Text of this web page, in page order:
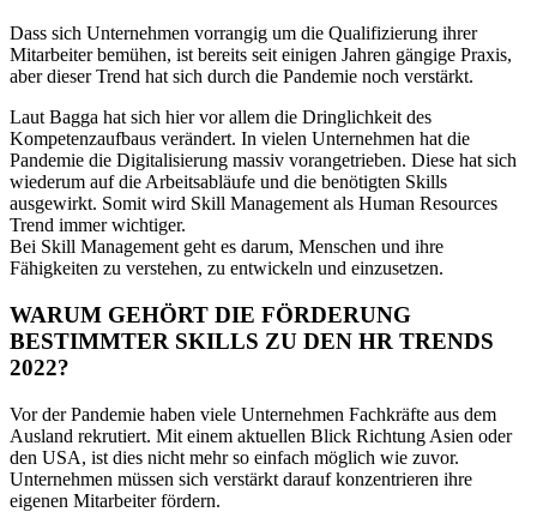
Dass sich Unternehmen vorrangig um die Qualifizierung ihrer
Mitarbeiter bemühen, ist bereits seit einigen Jahren gängige Praxis,
aber dieser Trend hat sich durch die Pandemie noch verstärkt.
Laut Bagga hat sich hier vor allem die Dringlichkeit des
Kompetenzaufbaus verändert. In vielen Unternehmen hat die
Pandemie die Digitalisierung massiv vorangetrieben. Diese hat sich
wiederum auf die Arbeitsabläufe und die benötigten Skills
ausgewirkt. Somit wird Skill Management als Human Resources
Trend immer wichtiger.
Bei Skill Management geht es darum, Menschen und ihre
Fähigkeiten zu verstehen, zu entwickeln und einzusetzen.
WARUM GEHÖRT DIE FÖRDERUNG
BESTIMMTER SKILLS ZU DEN HR TRENDS
2022?
Vor der Pandemie haben viele Unternehmen Fachkräfte aus dem
Ausland rekrutiert. Mit einem aktuellen Blick Richtung Asien oder
den USA, ist dies nicht mehr so einfach möglich wie zuvor.
Unternehmen müssen sich verstärkt darauf konzentrieren ihre
eigenen Mitarbeiter fördern.